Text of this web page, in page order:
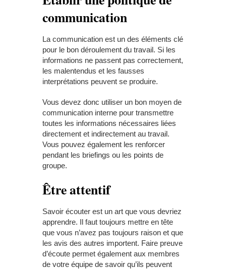
communication
La communication est un des éléments clé
pour le bon déroulement du travail. Si les
informations ne passent pas correctement,
les malentendus et les fausses
interprétations peuvent se produire.
Vous devez donc utiliser un bon moyen de
communication interne pour transmettre
toutes les informations nécessaires liées
directement et indirectement au travail.
Vous pouvez également les renforcer
pendant les briefings ou les points de
groupe.
Être attentif
Savoir écouter est un art que vous devriez
apprendre. Il faut toujours mettre en tête
que vous n’avez pas toujours raison et que
les avis des autres importent. Faire preuve
d’écoute permet également aux membres
de votre équipe de savoir qu’ils peuvent